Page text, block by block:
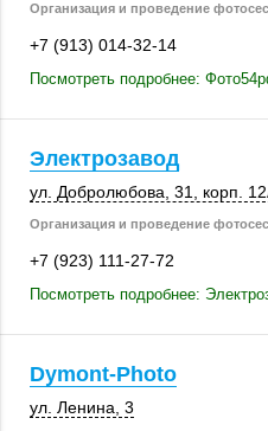
Организация и проведение
+7 (913) 014-32-14
Посмотреть подробнее:
Электрозавод
ул. Добролюбова, 31 корп.
Организация и проведение
+7 (923) 111-27-72
Посмотреть подробнее:
Dymont-Photo
ул. Ленина, 3